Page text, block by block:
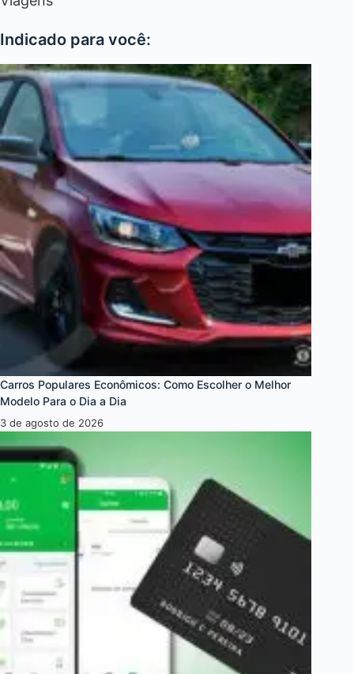
Indicado para você:
Carros Populares Econômicos: Como Escolher o Melhor
Modelo Para o Dia a Dia
3 de agosto de 2026